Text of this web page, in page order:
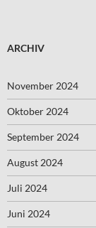
ARCHIV
November 2024
Oktober 2024
September 2024
August 2024
Juli 2024
Juni 2024